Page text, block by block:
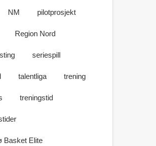
NM pilotprosjekt
Region Nord
seriespill
talentliga trening
treningstid
Basket Elite